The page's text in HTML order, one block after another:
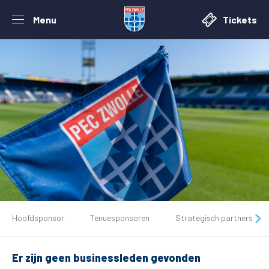
Menu Tickets
Tickets
Matchdays
Hoofdsponsor Tenuesponsoren Strategisch partners
Er zijn geen businessleden gevonden